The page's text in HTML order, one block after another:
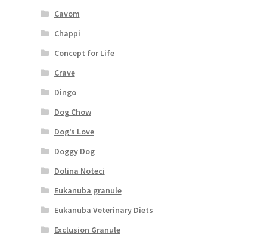
Cavom
Chappi
Concept for Life
Crave
Dingo
Dog Chow
Dog’s Love
Doggy Dog
Dolina Noteci
Eukanuba granule
Eukanuba Veterinary Diets
Exclusion Granule